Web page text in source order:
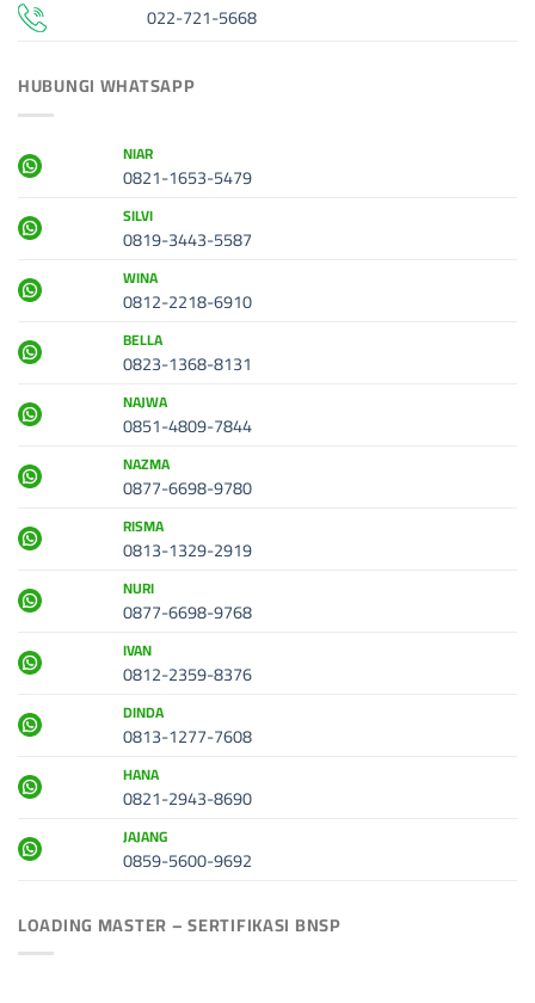
022-721-5668
HUBUNGI WHATSAPP
NIAR
0821-1653-5479
SILVI
0819-3443-5587
WINA
0812-2218-6910
BELLA
0823-1368-8131
NAJWA
0851-4809-7844
NAZMA
0877-6698-9780
RISMA
0813-1329-2919
NURI
0877-6698-9768
IVAN
0812-2359-8376
DINDA
0813-1277-7608
HANA
0821-2943-8690
JAJANG
0859-5600-9692
LOADING MASTER – SERTIFIKASI BNSP